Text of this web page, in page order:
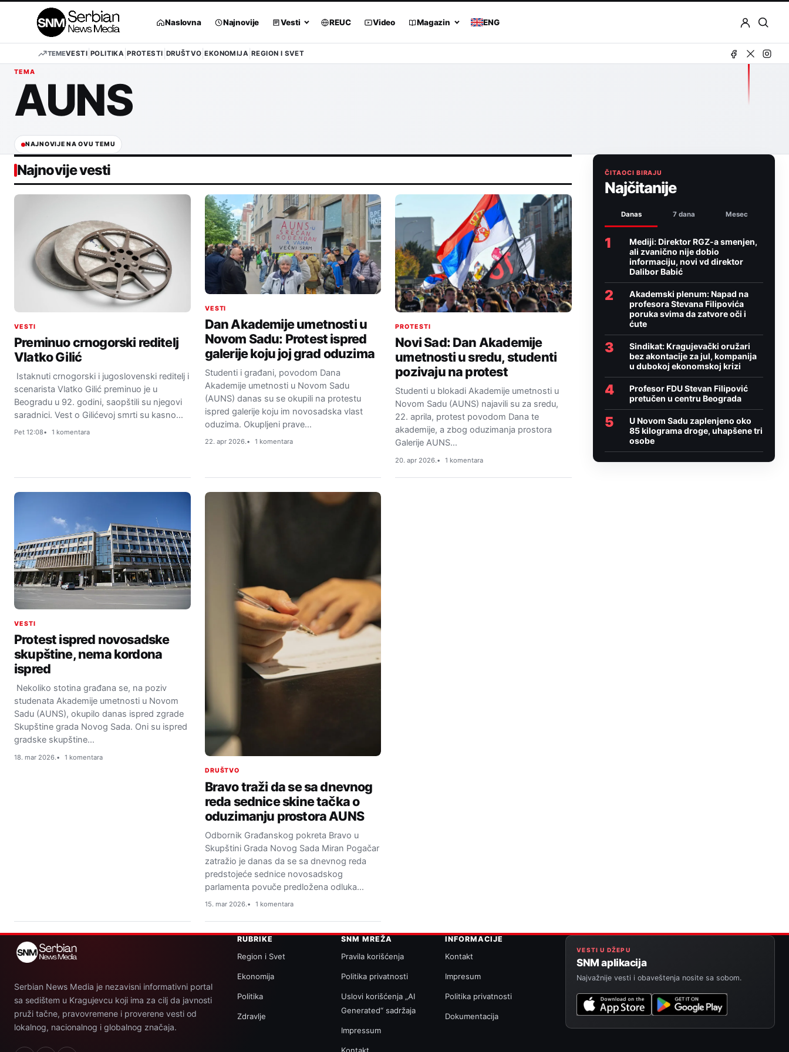
Naslovna Najnovije Vesti REUC Video Magazin ENG
TEMEVESTI POLITIKA PROTESTI DRUŠTVO EKONOMIJA REGION I SVET
TEMA
AUNS
NAJNOVIJE NA OVU TEMU
Najnovije vesti
VESTI
Preminuo crnogorski reditelj
Vlatko Gilić
Istaknuti crnogorski i jugoslovenski reditelj i
scenarista Vlatko Gilić preminuo je u
Beogradu u 92. godini, saopštili su njegovi
saradnici. Vest o Gilićevoj smrti su kasno…
Pet 12:08 1 komentara
VESTI
Dan Akademije umetnosti u
Novom Sadu: Protest ispred
galerije koju joj grad oduzima
Studenti i građani, povodom Dana
Akademije umetnosti u Novom Sadu
(AUNS) danas su se okupili na protestu
ispred galerije koju im novosadska vlast
oduzima. Okupljeni prave…
22. apr 2026. 1 komentara
PROTESTI
Novi Sad: Dan Akademije
umetnosti u sredu, studenti
pozivaju na protest
Studenti u blokadi Akademije umetnosti u
Novom Sadu (AUNS) najavili su za sredu,
22. aprila, protest povodom Dana te
akademije, a zbog oduzimanja prostora
Galerije AUNS…
20. apr 2026. 1 komentara
VESTI
Protest ispred novosadske
skupštine, nema kordona
ispred
Nekoliko stotina građana se, na poziv
studenata Akademije umetnosti u Novom
Sadu (AUNS), okupilo danas ispred zgrade
Skupštine grada Novog Sada. Oni su ispred
gradske skupštine…
18. mar 2026. 1 komentara
DRUŠTVO
Bravo traži da se sa dnevnog
reda sednice skine tačka o
oduzimanju prostora AUNS
Odbornik Građanskog pokreta Bravo u
Skupštini Grada Novog Sada Miran Pogačar
zatražio je danas da se sa dnevnog reda
predstojeće sednice novosadskog
parlamenta povuče predložena odluka…
15. mar 2026. 1 komentara
ČITAOCI BIRAJU
Najčitanije
Danas 7 dana Mesec
1
Mediji: Direktor RGZ-a smenjen,
ali zvanično nije dobio
informaciju, novi vd direktor
Dalibor Babić
2
Akademski plenum: Napad na
profesora Stevana Filipovića
poruka svima da zatvore oči i
ćute
3
Sindikat: Kragujevački oružari
bez akontacije za jul, kompanija
u dubokoj ekonomskoj krizi
4
Profesor FDU Stevan Filipović
pretučen u centru Beograda
5
U Novom Sadu zaplenjeno oko
85 kilograma droge, uhapšene tri
osobe
Serbian News Media je nezavisni informativni portal
sa sedištem u Kragujevcu koji ima za cilj da javnosti
pruži tačne, pravovremene i proverene vesti od
lokalnog, nacionalnog i globalnog značaja.
RUBRIKE
Region i Svet
Ekonomija
Politika
Zdravlje
SNM MREŽA
Pravila korišćenja
Politika privatnosti
Uslovi korišćenja „AI
Generated“ sadržaja
Impressum
INFORMACIJE
Kontakt
Impresum
Politika privatnosti
Dokumentacija
VESTI U DŽEPU
SNM aplikacija
Najvažnije vesti i obaveštenja nosite sa sobom.